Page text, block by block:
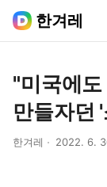
한겨레
"미국에도
만들자던
한겨레 2022. 6.